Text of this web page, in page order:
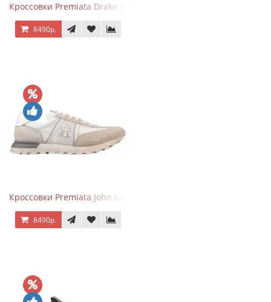
Кроссовки Premiata Drake Multi
8490р.
Кроссовки Premiata John Low Beige
8490р.